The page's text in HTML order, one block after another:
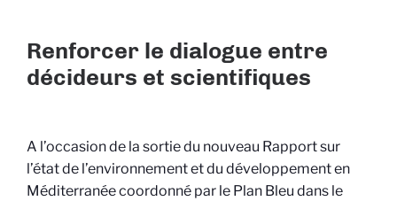
Renforcer le dialogue entre
décideurs et scientifiques
A l’occasion de la sortie du nouveau Rapport sur
l’état de l’environnement et du développement en
Méditerranée coordonné par le Plan Bleu dans le